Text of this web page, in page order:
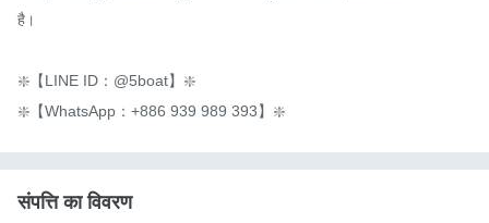
है।
❇️【LINE ID：@5boat】❇️
❇️【WhatsApp：+886 939 989 393】❇️
संपत्ति का विवरण